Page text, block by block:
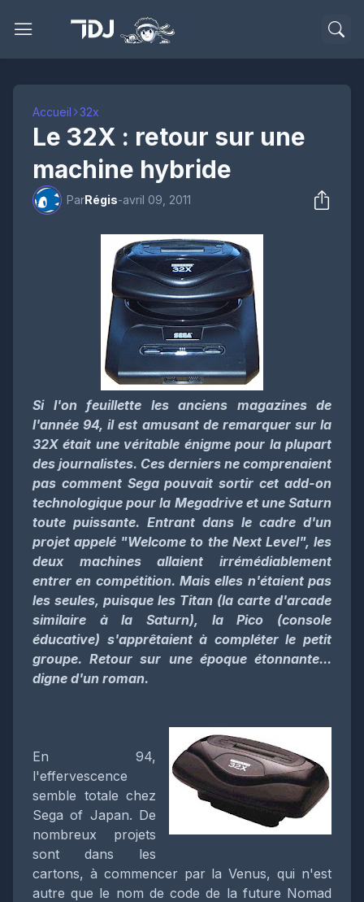
Accueil 32x
Le 32X : retour sur une
machine hybride
ParRégis-avril 09, 2011
Si l'on feuillette les anciens magazines de
l'année 94, il est amusant de remarquer sur la
32X était une véritable énigme pour la plupart
des journalistes. Ces derniers ne comprenaient
pas comment Sega pouvait sortir cet add-on
technologique pour la Megadrive et une Saturn
toute puissante. Entrant dans le cadre d'un
projet appelé "Welcome to the Next Level", les
deux machines allaient irrémédiablement
entrer en compétition. Mais elles n'étaient pas
les seules, puisque les Titan (la carte d'arcade
similaire à la Saturn), la Pico (console
éducative) s'apprêtaient à compléter le petit
groupe. Retour sur une époque étonnante...
digne d'un roman.
En 94,
l'effervescence
semble totale chez
Sega of Japan. De
nombreux projets
sont dans les
cartons, à commencer par la Venus, qui n'est
autre que le nom de code de la future Nomad